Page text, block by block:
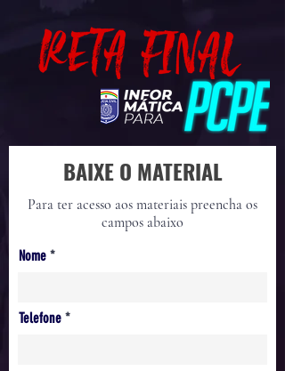
BAIXE O MATERIAL
Para ter acesso aos materiais preencha os
campos abaixo
Nome
Telefone